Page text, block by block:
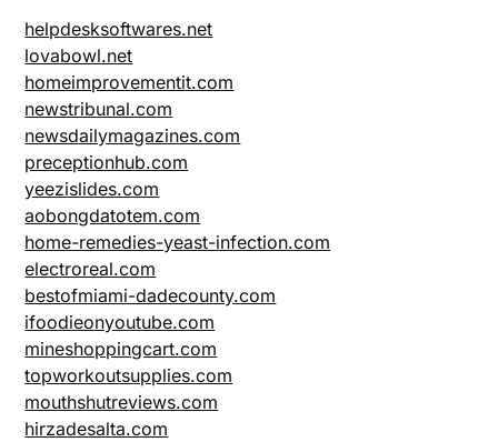
helpdesksoftwares.net
lovabowl.net
homeimprovementit.com
newstribunal.com
newsdailymagazines.com
preceptionhub.com
yeezislides.com
aobongdatotem.com
home-remedies-yeast-infection.com
electroreal.com
bestofmiami-dadecounty.com
ifoodieonyoutube.com
mineshoppingcart.com
topworkoutsupplies.com
mouthshutreviews.com
hirzadesalta.com